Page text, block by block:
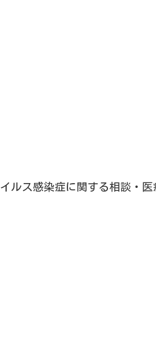
ルス感染症に関する相談・医